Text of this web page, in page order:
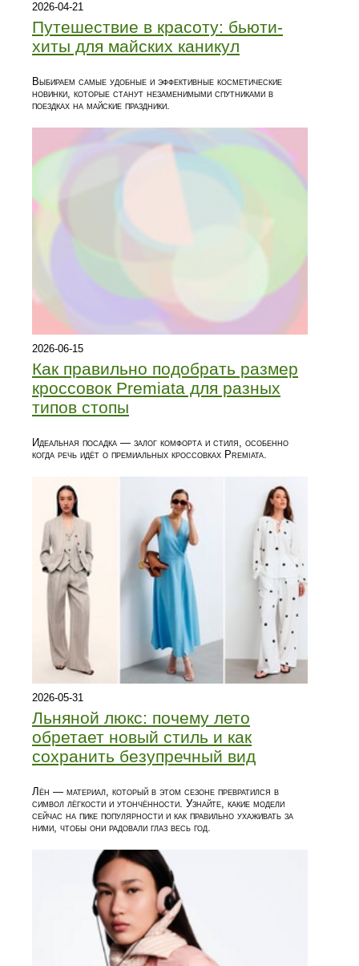
2026-04-21
Путешествие в красоту: бьюти-
хиты для майских каникул
Выбираем самые удобные и эффективные косметические
новинки, которые станут незаменимыми спутниками в
поездках на майские праздники.
2026-06-15
Как правильно подобрать размер
кроссовок Premiata для разных
типов стопы
Идеальная посадка — залог комфорта и стиля, особенно
когда речь идёт о премиальных кроссовках Premiata.
2026-05-31
Льняной люкс: почему лето
обретает новый стиль и как
сохранить безупречный вид
Лён — материал, который в этом сезоне превратился в
символ лёгкости и утончённости. Узнайте, какие модели
сейчас на пике популярности и как правильно ухаживать за
ними, чтобы они радовали глаз весь год.